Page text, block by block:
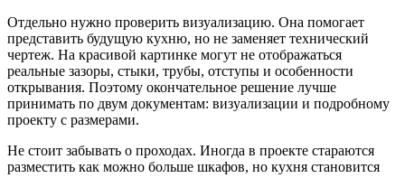
Отдельно нужно проверить визуализацию. Она помогает
представить будущую кухню, но не заменяет технический
чертеж. На красивой картинке могут не отображаться
реальные зазоры, стыки, трубы, отступы и особенности
открывания. Поэтому окончательное решение лучше
принимать по двум документам: визуализации и подробному
проекту с размерами.
Не стоит забывать о проходах. Иногда в проекте стараются
разместить как можно больше шкафов, но кухня становится